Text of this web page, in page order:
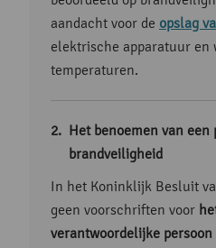
aandacht voor de opslag
elektrische apparatuur en
temperaturen.
Het benoemen van
brandveiligheid
In het Koninklijk Besluit
geen voorschriften voor
verantwoordelijke persoon